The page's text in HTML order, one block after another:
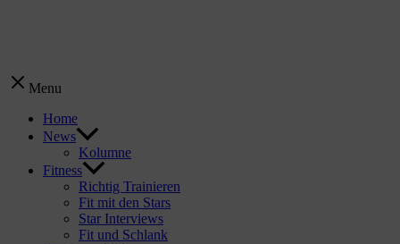
Menu
Home
News
Kolumne
Fitness
Richtig Trainieren
Fit mit den Stars
Star Interviews
Fit und Schlank